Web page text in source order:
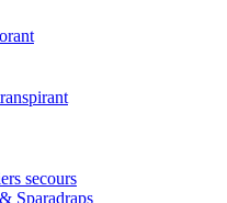
secours
Sparadraps